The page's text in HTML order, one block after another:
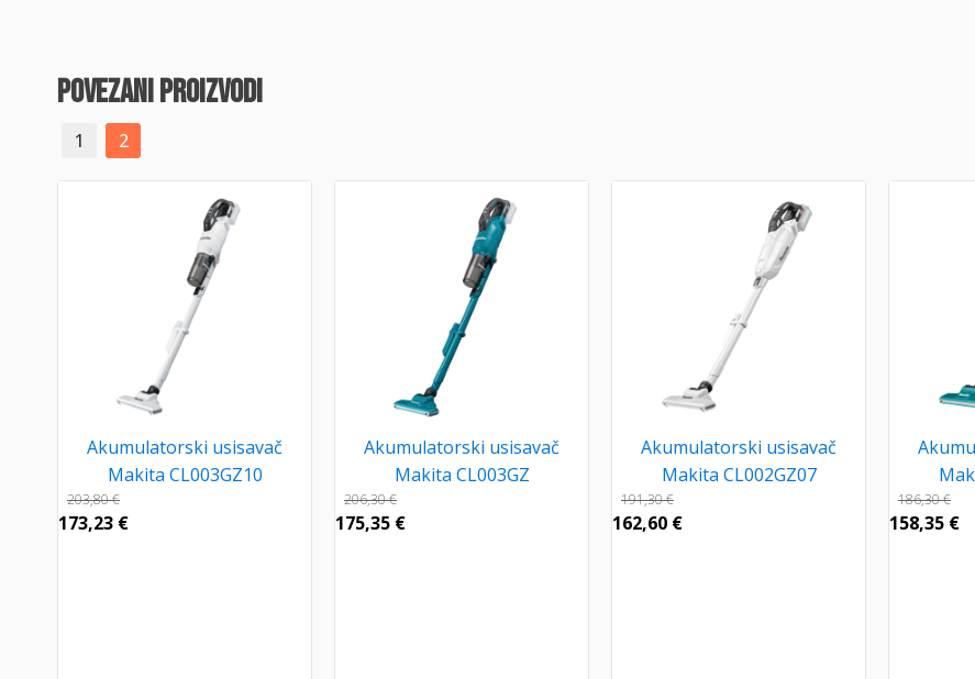
povezani proizvodi
1 2
Akumulatorski usisavač
Makita CL003GZ10
203,80€
173,23 €
Akumulatorski usisavač
Makita CL003GZ
206,30€
175,35 €
Akumulatorski usisavač
Makita CL002GZ07
191,30€
162,60 €
186,30€
158,35 €